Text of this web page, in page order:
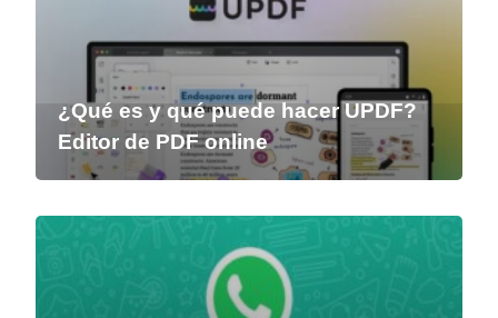
¿Qué es y qué puede hacer UPDF?
Editor de PDF online